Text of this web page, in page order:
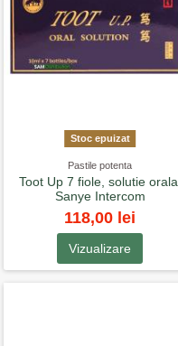
Stoc epuizat
Pastile potenta
Toot Up 7 fiole, solutie orala,
Sanye Intercom
118,00 lei
Vizualizare